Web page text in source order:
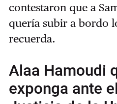
contestaron que a
quería subir a bordo
recuerda.
Alaa Hamoudi
exponga ante